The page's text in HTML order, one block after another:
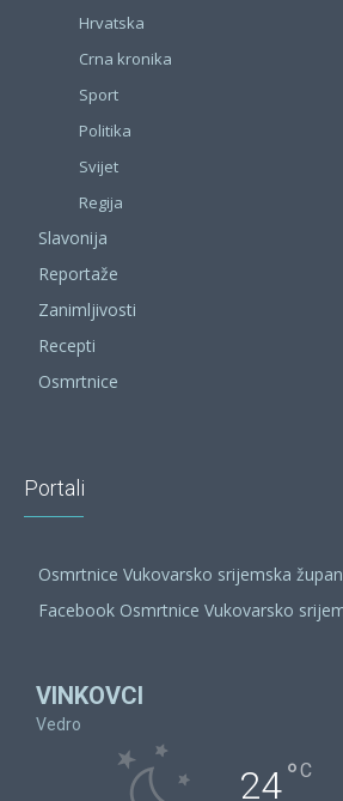
Hrvatska
Crna kronika
Sport
Politika
Svijet
Regija
Slavonija
Reportaže
Zanimljivosti
Recepti
Osmrtnice
Portali
Osmrtnice Vukovarsko srijemska
Facebook Osmrtnice Vukovarsko
VINKOVCI
Vedro
24°C